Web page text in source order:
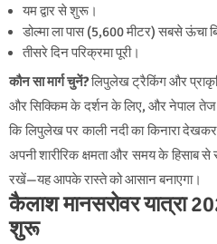
यम द्वार से शुरू।
डोल्मा ला पास (5,600 मीटर) सबसे ऊंचा
तीसरे दिन परिक्रमा पूरी।
कौन सा मार्ग चुनें?लिपुलेख ट्रैकिंग और
और सिक्किम के दर्शन के लिए, और नेपाल
कि लिपुलेख पर काली नदी का किनारा
अपनी शारीरिक क्षमता और समय के हिसाब
रखें—यह आपके रास्ते को आसान बनाएगा।
कैलाश मानसरोवर यात्रा
शुरू